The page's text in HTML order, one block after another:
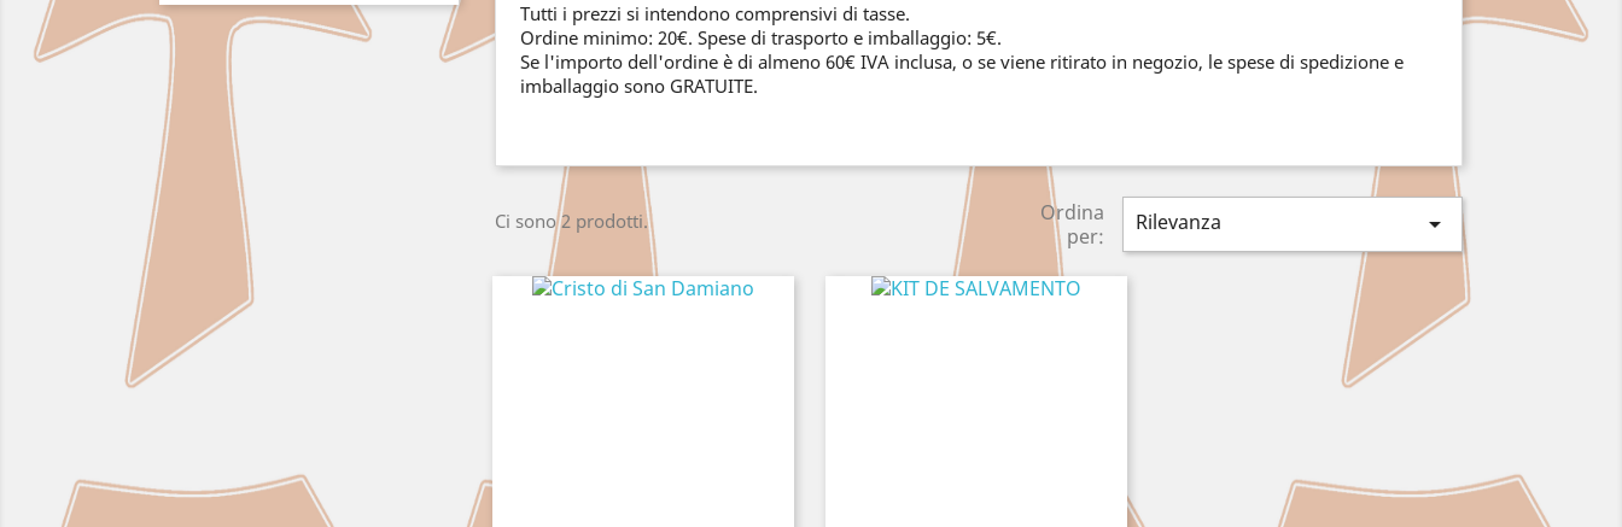
Tutti i prezzi si intendono comprensivi di tasse.
Ordine minimo: 20€. Spese di trasporto e imballaggio: 5€.
Se l'importo dell'ordine è di almeno 60€ IVA inclusa, o se viene ritirato in negozio, le spese di spedizione e
imballaggio sono GRATUITE.
Ci sono 2 prodotti.
Ordina
per:
Rilevanza 